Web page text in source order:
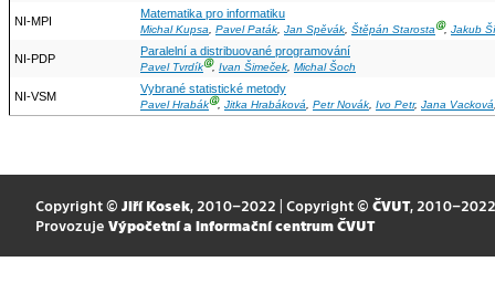
NI-MPI
Matematika pro informatiku
Michal Kupsa, Pavel Paták, Jan Spěvák, Štěpán StarostaⒼ, Jakub
NI-PDP
Paralelní a distribuované programování
Pavel TvrdíkⒼ, Ivan Šimeček, Michal Šoch
NI-VSM
Vybrané statistické metody
Pavel HrabákⒼ, Jitka Hrabáková, Petr Novák, Ivo Petr, Jana Vacková
Copyright © Jiří Kosek, 2010–2022 | Copyright © ČVUT, 2010–2022
Provozuje Výpočetní a informační centrum ČVUT